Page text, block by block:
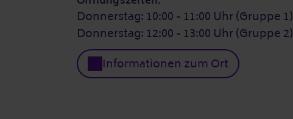
Donnerstag: 10:00 - 11:00 Uhr (Gruppe 1)
Donnerstag: 12:00 - 13:00 Uhr (Gruppe 2)
Informationen zum Ort